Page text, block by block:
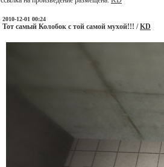
2010-12-01 00:24
Тот самый Колобок с той самой мухой!!! /KD